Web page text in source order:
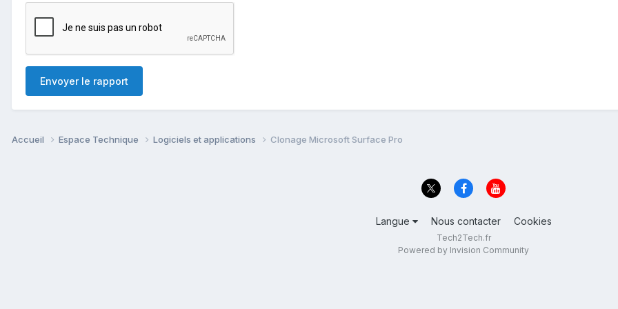
Envoyer le rapport
Accueil Espace Technique Logiciels et applications Clonage Microsoft Surface Pro
Langue Nous contacter Cookies
Tech2Tech.fr
Powered by Invision Community